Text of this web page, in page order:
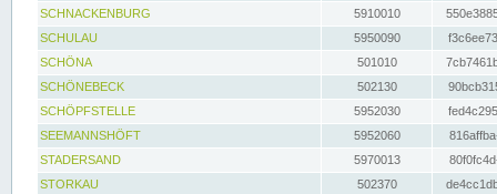
SCHNACKENBURG
5910010
SCHULAU
5950090
SCHÖNA
501010
SCHÖNEBECK
502130
SCHÖPFSTELLE
5952030
SEEMANNSHÖFT
5952060
STADERSAND
5970013
STORKAU
502370